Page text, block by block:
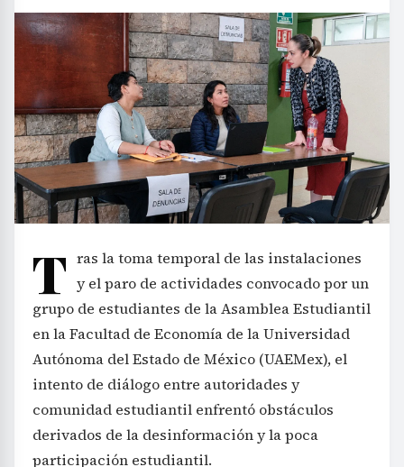
T ras la toma temporal de las instalaciones
y el paro de actividades convocado por un
grupo de estudiantes de la Asamblea Estudiantil
en la Facultad de Economía de la Universidad
Autónoma del Estado de México (UAEMex), el
intento de diálogo entre autoridades y
comunidad estudiantil enfrentó obstáculos
derivados de la desinformación y la poca
participación estudiantil.